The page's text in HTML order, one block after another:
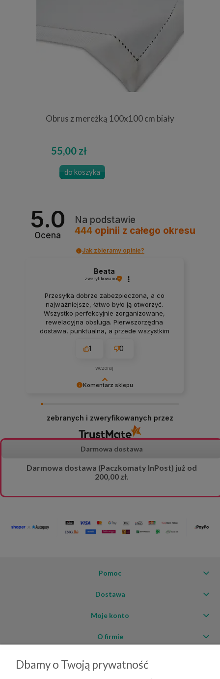
Obrus z mereżką 100x100 cm biały
55,00 zł
do koszyka
5.0
Ocena
Na podstawie
444opinii z całego okresu
Jak zbieramy opinie?
Komentarz sklepu
zostały staranne przygotowanie przesyłki,
sprawna obsługa oraz terminowa realizacja
zamówienia zgodna z informacjami w sklepie.
Dziękujemy za zaufanie i serdeczne polecenie!
Beata
zweryfikowano
Przesyłka dobrze zabezpieczona, a co
najważniejsze, łatwo było ją otworzyć.
Wszystko perfekcyjnie zorganizowane,
rewelacyjna obsługa. Pierwszorzędna
dostawa, punktualna, a przede wszystkim
1 0
wczoraj
zebranych i zweryfikowanych przez
Darmowa dostawa
Darmowa dostawa (Paczkomaty InPost) już od
200,00 zł.
Pomoc
Dostawa
Moje konto
O firmie
Dbamy o Twoją prywatność